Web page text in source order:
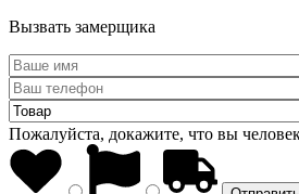
Вызвать замерщика
Пожалуйста, докажите, что вы